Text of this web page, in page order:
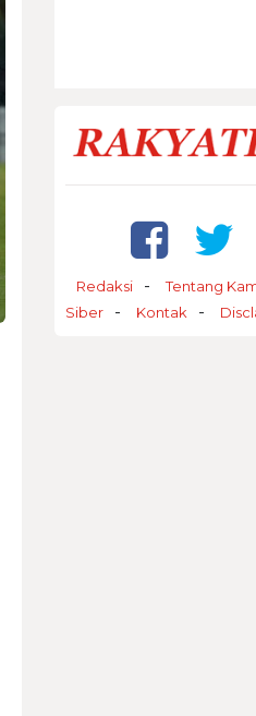
Redaksi Tentang
Siber
Kontak